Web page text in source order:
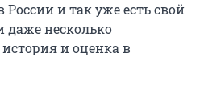
России и так уже есть свой
даже несколько
и оценка в